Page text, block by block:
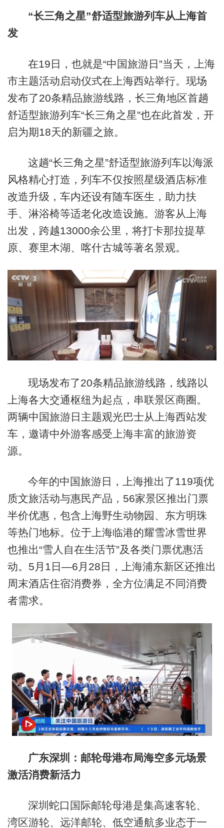
“长三角之星”舒适型旅游列车从上海首
发
在19日，也就是“中国旅游日”当天，上海
市主题活动启动仪式在上海西站举行。现场
发布了20条精品旅游线路，长三角地区首趟
舒适型旅游列车“长三角之星”也在此首发，开
启为期18天的新疆之旅。
这趟“长三角之星”舒适型旅游列车以海派
风格精心打造，列车不仅按照星级酒店标准
改造升级，车内还设有随车医生，助力扶
手、淋浴椅等适老化改造设施。游客从上海
出发，跨越13000余公里，将打卡那拉提草
原、赛里木湖、喀什古城等著名景观。
现场发布了20条精品旅游线路，线路以
上海各大交通枢纽为起点，串联景区商圈。
两辆中国旅游日主题观光巴士从上海西站发
车，邀请中外游客感受上海丰富的旅游资
源。
今年的中国旅游日，上海推出了119项优
质文旅活动与惠民产品，56家景区推出门票
半价优惠，包含上海野生动物园、东方明珠
等热门地标。位于上海临港的耀雪冰雪世界
也推出“雪人自在生活节”及各类门票优惠活
动。5月1日—6月28日，上海浦东新区还推出
周末酒店住宿消费券，全方位满足不同消费
者需求。
广东深圳：邮轮母港布局海空多元场景
激活消费新活力
深圳蛇口国际邮轮母港是集高速客轮、
湾区游轮、远洋邮轮、低空通航多业态于一